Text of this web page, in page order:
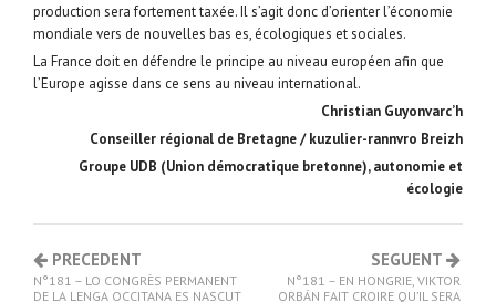
production sera fortement taxée. Il s’agit donc d’orienter l’économie
mondiale vers de nouvelles bas es, écologiques et sociales.
La France doit en défendre le principe au niveau européen afin que
l’Europe agisse dans ce sens au niveau international.
Christian Guyonvarc’h
Conseiller régional de Bretagne / kuzulier-rannvro Breizh
Groupe UDB (Union démocratique bretonne), autonomie et
écologie
PRECEDENT
N°181 – LO CONGRÈS PERMANENT
DE LA LENGA OCCITANA ES NASCUT
SEGUENT
N°181 – EN HONGRIE, VIKTOR
ORBÁN FAIT CROIRE QU’IL SERA